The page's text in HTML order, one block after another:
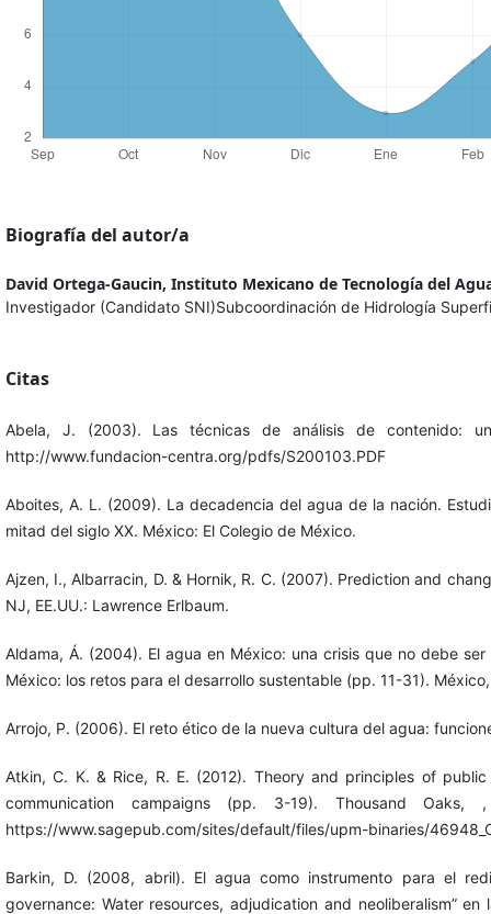
Biografía del autor/a
David Ortega-Gaucin, Instituto Mexicano de Tecnología del
Investigador (Candidato SNI)Subcoordinación de Hidrología
Citas
Abela, J. (2003). Las técnicas de análisis de contenido:
http://www.fundacion-centra.org/pdfs/S200103.PDF
Aboites, A. L. (2009). La decadencia del agua de la nación.
mitad del siglo XX. México: El Colegio de México.
Ajzen, I., Albarracin, D. & Hornik, R. C. (2007). Prediction and
NJ, EE.UU.: Lawrence Erlbaum.
Aldama, Á. (2004). El agua en México: una crisis que no debe
México: los retos para el desarrollo sustentable (pp. 11-31).
Arrojo, P. (2006). El reto ético de la nueva cultura del agua:
Atkin, C. K. & Rice, R. E. (2012). Theory and principles of
communication campaigns (pp. 3-19). Thousand
https://www.sagepub.com/sites/default/files/upm-binaries/
Barkin, D. (2008, abril). El agua como instrumento para el
governance: Water resources, adjudication and neoliberalism”